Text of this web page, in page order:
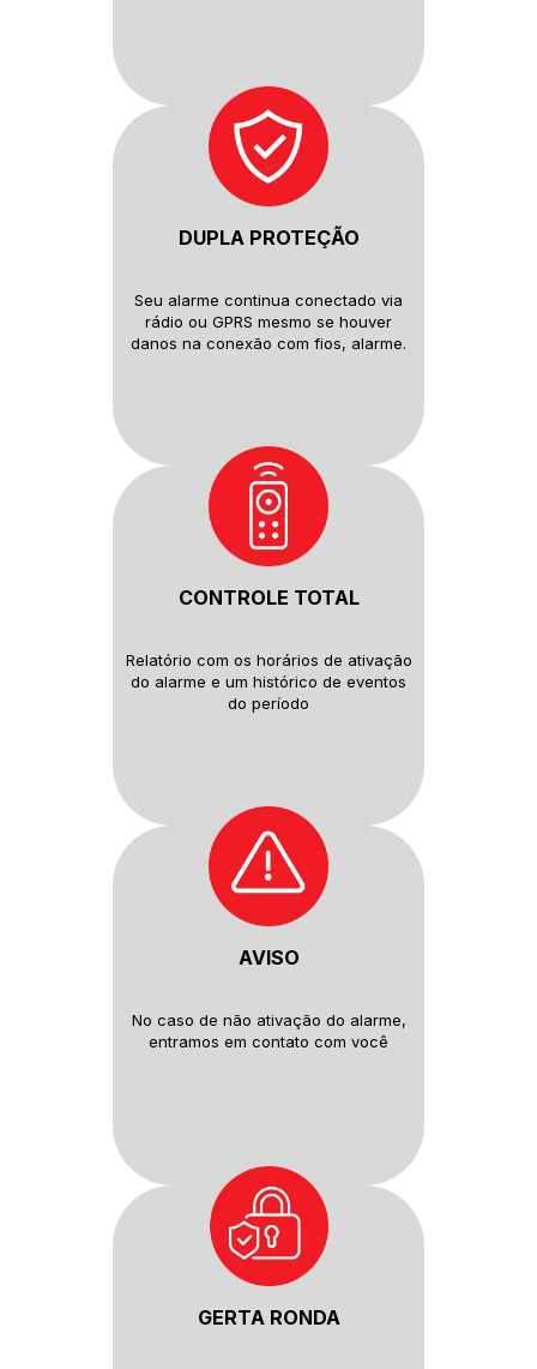
DUPLA PROTEÇÃO
Seu alarme continua conectado via
rádio ou GPRS mesmo se houver
danos na conexão com fios, alarme.
CONTROLE TOTAL
Relatório com os horários de ativação
do alarme e um histórico de eventos
do período
AVISO
No caso de não ativação do alarme,
entramos em contato com você
GERTA RONDA